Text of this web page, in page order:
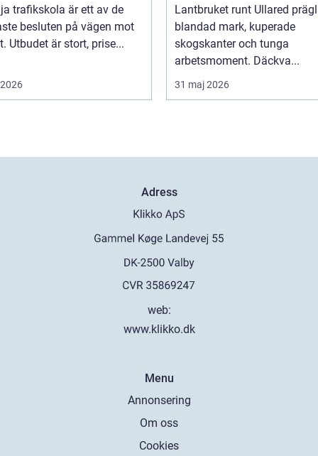
trafikskola är ett av de
besluten på vägen mot
Utbudet är stort, prise...
Lantbruket runt Ullared
blandad mark, kuperade
skogskanter och tunga
arbetsmoment. Däckva...
31 maj 2026
Adress
web:
www.klikko.dk
Menu
Annonsering
Om oss
Cookies